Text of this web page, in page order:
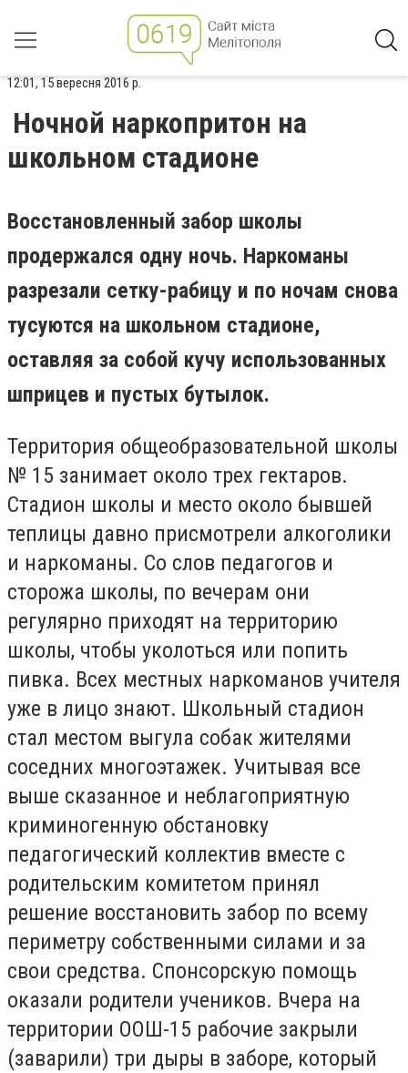
12:01, 15 вересня 2016 р.
Ночной наркопритон на
школьном стадионе
Восстановленный забор школы
продержался одну ночь. Наркоманы
разрезали сетку-рабицу и по ночам снова
тусуются на школьном стадионе,
оставляя за собой кучу использованных
шприцев и пустых бутылок.
Территория общеобразовательной школы
№ 15 занимает около трех гектаров.
Стадион школы и место около бывшей
теплицы давно присмотрели алкоголики
и наркоманы. Со слов педагогов и
сторожа школы, по вечерам они
регулярно приходят на территорию
школы, чтобы уколоться или попить
пивка. Всех местных наркоманов учителя
уже в лицо знают. Школьный стадион
стал местом выгула собак жителями
соседних многоэтажек. Учитывая все
выше сказанное и неблагоприятную
криминогенную обстановку
педагогический коллектив вместе с
родительским комитетом принял
решение восстановить забор по всему
периметру собственными силами и за
свои средства. Спонсорскую помощь
оказали родители учеников. Вчера на
территории ООШ-15 рабочие закрыли
(заварили) три дыры в заборе, который